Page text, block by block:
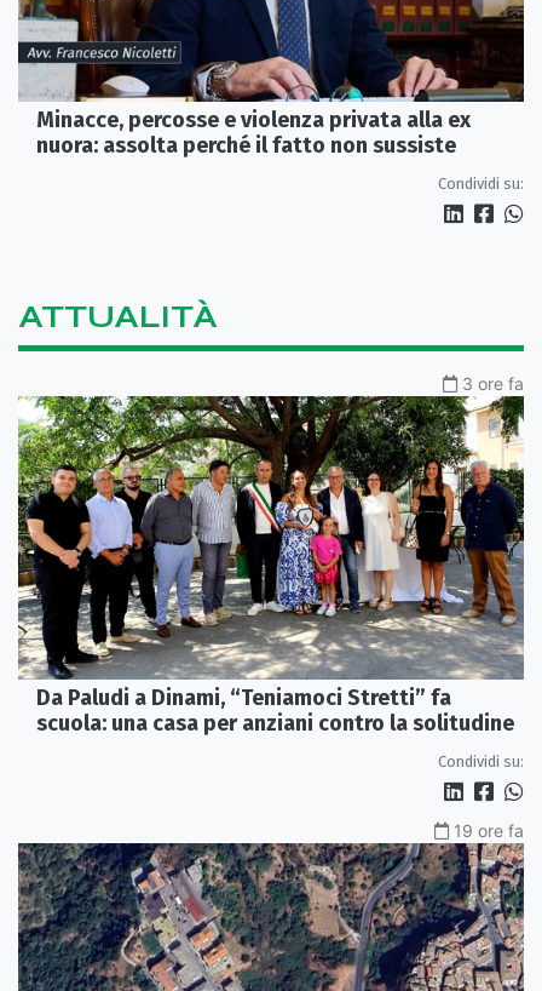
Minacce, percosse e violenza privata alla ex
nuora: assolta perché il fatto non sussiste
Condividi su:
ATTUALITÀ
3 ore fa
Da Paludi a Dinami, “Teniamoci Stretti” fa
scuola: una casa per anziani contro la solitudine
Condividi su:
19 ore fa